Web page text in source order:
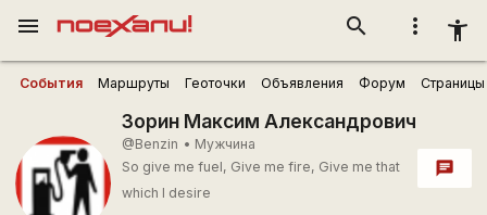
more_vert accessibility_new
search
menu
События Маршруты Геоточки Объявления Форум Страницы
Зорин Максим Александрович
@Benzin • Мужчина
So give me fuel, Give me fire, Give me that
which I desire
chat